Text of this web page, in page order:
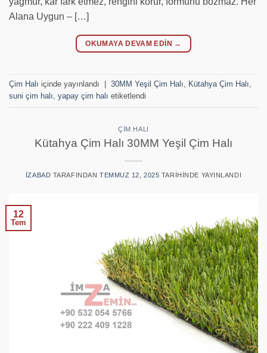
Alana Uygun – […]
OKUMAYA DEVAM EDIN →
Çim Halı içinde yayınlandı 30MM Yeşil Çim Halı, Kütahya Çim Halı,
suni çim halı, yapay çim halı etiketlendi
ÇIM HALI
Kütahya Çim Halı 30MM Yeşil Çim Halı
IZABAD TARAFINDAN TEMMUZ 12, 2025 TARIHINDE YAYINLANDI
12
Tem